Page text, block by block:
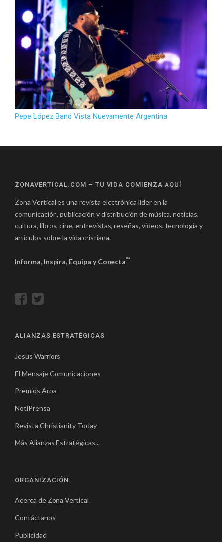
Pepe López Band Vista Nuevamente Argentina
ZONAVERTICAL.COM – TU VIDA COMIENZA AQUÍ
Zona Vertical es una revista electrónica líder en la
comunicación, publicación y distribución de música, noticias,
cultura, libros, cine, entrevistas, reseñas, videos, tecnología y
artículos sobre la vida cristiana.
Informa, Inspira, Equipa y Conecta™
ALIANZAS ESTRATÉGICAS
Jesus Warriors
El Mensaje Comunicaciones
Premios Arpa
NotiPrensa
Revista Christianity Today
Más Alianzas Estratégicas...
ORGANIZACIÓN
Acerca de Zona Vertical
Contáctanos
Publicidad